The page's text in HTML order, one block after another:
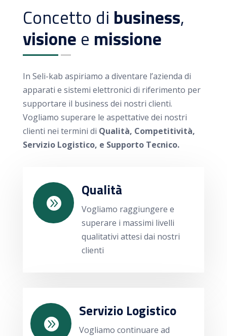
Concetto di business,
visione e missione
In Seli-kab aspiriamo a diventare l’azienda di
apparati e sistemi elettronici di riferimento per
supportare il business dei nostri clienti.
Vogliamo superare le aspettative dei nostri
clienti nei termini di Qualità, Competitività,
Servizio Logistico, e Supporto Tecnico.

Qualità
Vogliamo raggiungere e
superare i massimi livelli
qualitativi attesi dai nostri
clienti

Servizio Logistico
Vogliamo continuare ad